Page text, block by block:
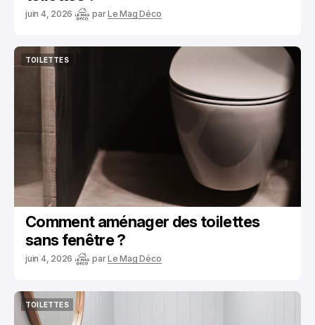
juin 4, 2026 parLe Mag Déco
TOILETTES
Comment aménager des toilettes
sans fenêtre ?
juin 4, 2026 parLe Mag Déco
TOILETTES
TOILETTES